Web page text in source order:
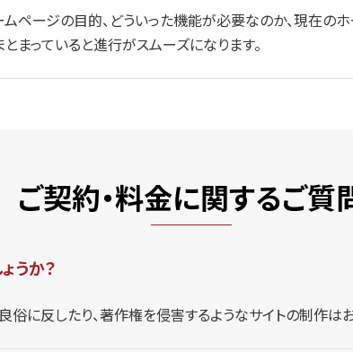
ページの目的、どういった機能が必要なのか、現在の
まっていると進行がスムーズになります。
ご契約・料金に関するご質
うか？
俗に反したり、著作権を侵害するようなサイトの制作は